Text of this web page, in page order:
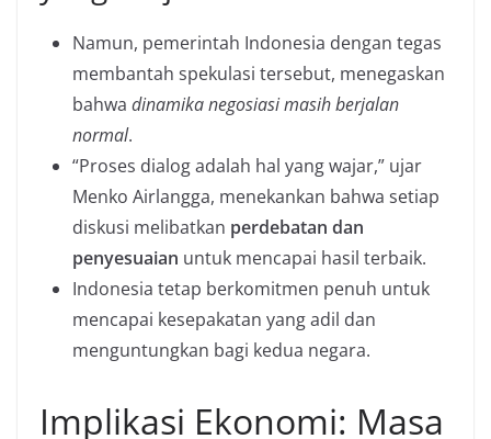
Namun, pemerintah Indonesia dengan tegas
membantah spekulasi tersebut, menegaskan
bahwa dinamika negosiasi masih berjalan
normal.
“Proses dialog adalah hal yang wajar,” ujar
Menko Airlangga, menekankan bahwa setiap
diskusi melibatkan perdebatan dan
penyesuaian untuk mencapai hasil terbaik.
Indonesia tetap berkomitmen penuh untuk
mencapai kesepakatan yang adil dan
menguntungkan bagi kedua negara.
Implikasi Ekonomi: Masa